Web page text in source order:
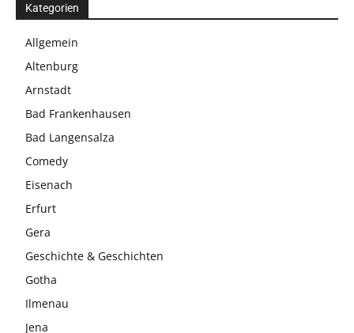
Kategorien
Allgemein
Altenburg
Arnstadt
Bad Frankenhausen
Bad Langensalza
Comedy
Eisenach
Erfurt
Gera
Geschichte & Geschichten
Gotha
Ilmenau
Jena